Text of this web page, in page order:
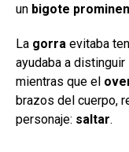
un bigote
La gorra evitaba
ayudaba a
mientras que el
brazos del cuerpo,
personaje: saltar.